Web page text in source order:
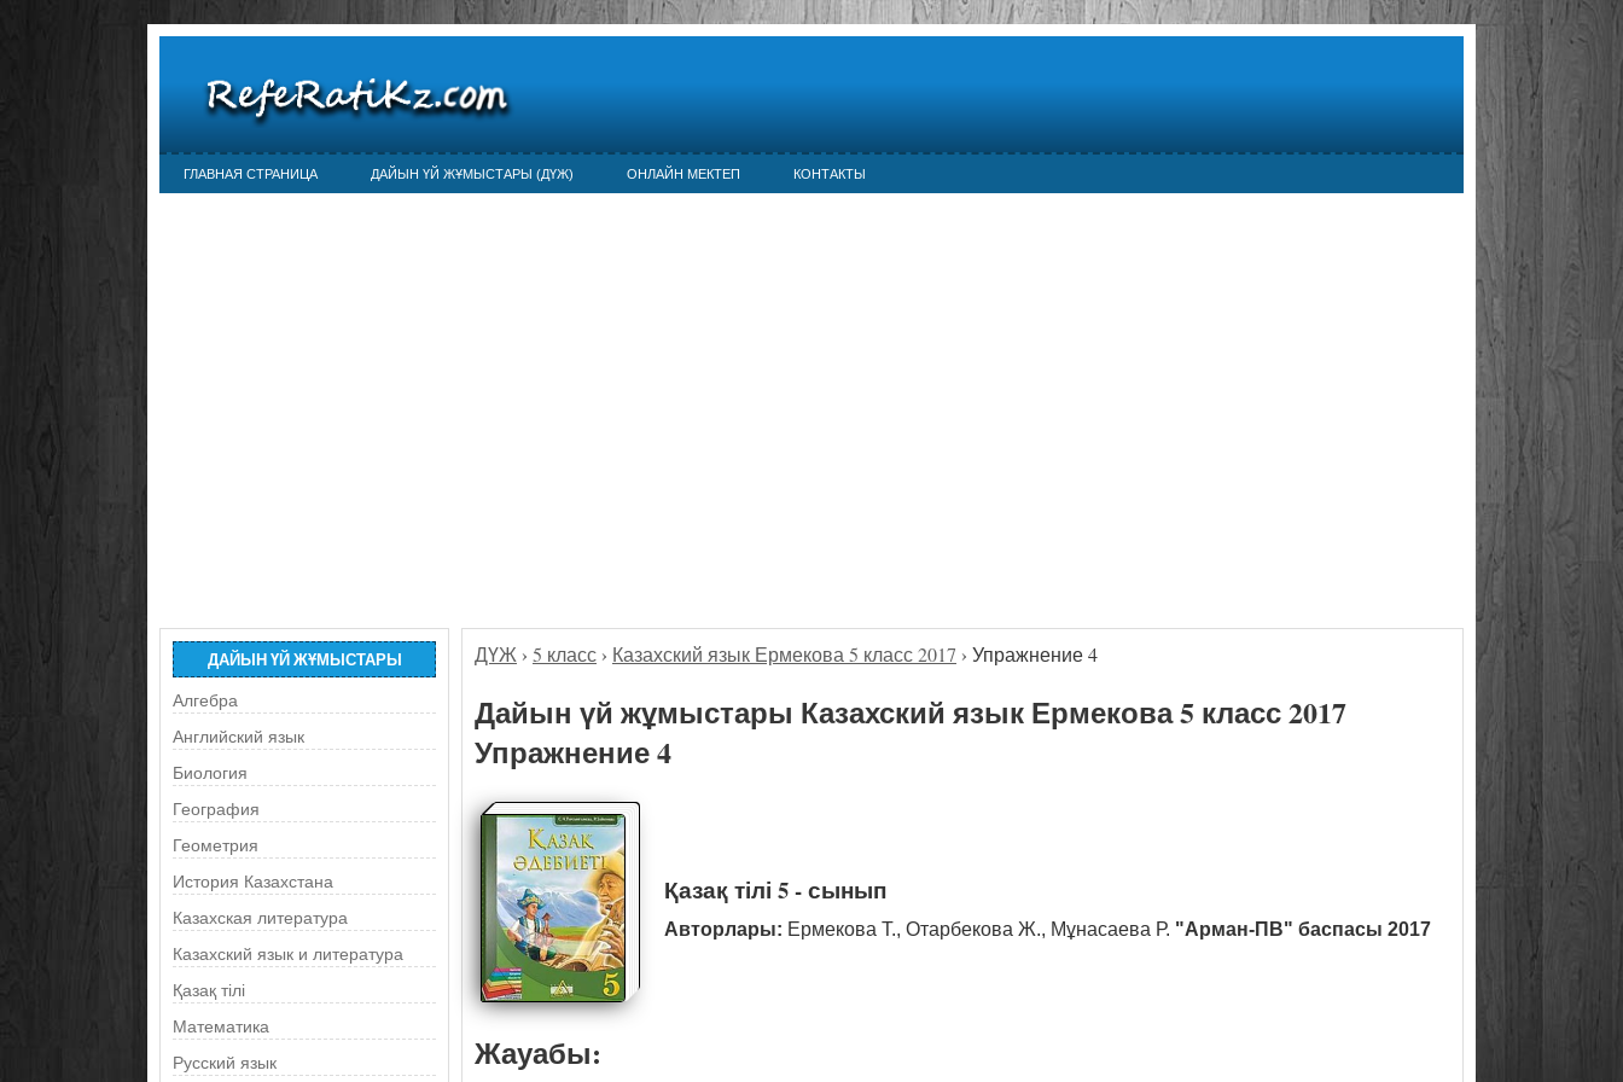
ГЛАВНАЯ СТРАНИЦА ДАЙЫН ҮЙ ЖҰМЫСТАРЫ (ДҮЖ) ОНЛАЙН МЕКТЕП КОНТАКТЫ
ДАЙЫН ҮЙ ЖҰМЫСТАРЫ
Алгебра
Английский язык
Биология
География
Геометрия
История Казахстана
Казахская литература
Казахский язык и литература
Қазақ тілі
Математика
Русский язык
ДҮЖ › 5 класс › Казахский язык Ермекова 5 класс 2017 › Упражнение 4
Дайын үй жұмыстары Казахский язык Ермекова 5 класс 2017
Упражнение 4
Қазақ тілі 5 - сынып
Авторлары: Ермекова Т., Отарбекова Ж., Мұнасаева Р. "Арман-ПВ" баспасы 2017
Жауабы: